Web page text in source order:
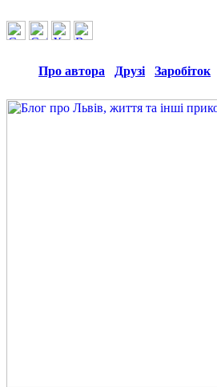
Про автора Друзі Заробіток